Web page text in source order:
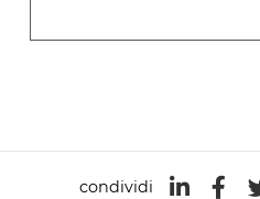
condividi